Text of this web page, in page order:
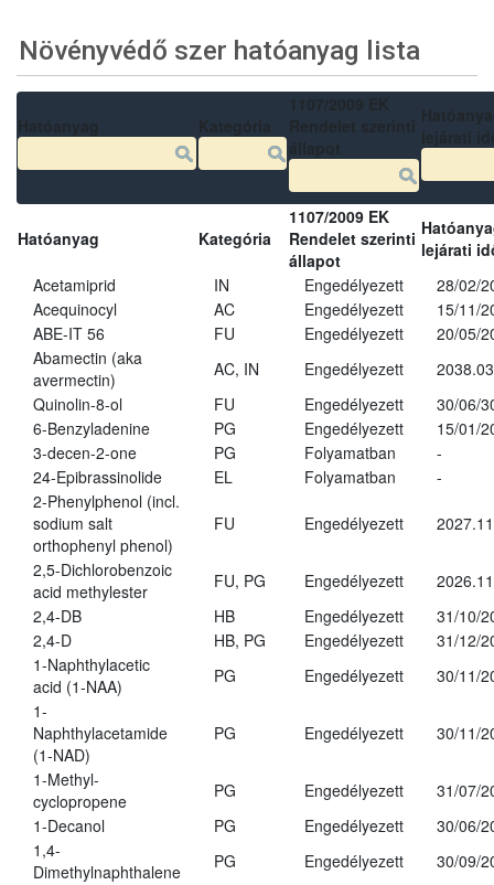
Növényvédő szer hatóanyag lista
Hatóanyag Kategória
1107/2009 EK
Rendelet szerinti
állapot
lejárati
Acetamiprid
IN Engedélyezett
28/02/
Acequinocyl
AC Engedélyezett
15/11/
ABE-IT 56
FU Engedélyezett
20/05/
Abamectin (aka
avermectin)
AC, IN Engedélyezett
Quinolin-8-ol
FU Engedélyezett
30/06/
6-Benzyladenine
PG Engedélyezett
15/01/
3-decen-2-one
PG Folyamatban
-
24-Epibrassinolide
EL Folyamatban
-
2-Phenylphenol (incl.
sodium salt
orthophenyl phenol)
FU Engedélyezett
2,5-Dichlorobenzoic
acid methylester
FU, PG Engedélyezett
2,4-DB
HB Engedélyezett
31/10/
2,4-D
HB, PG Engedélyezett
31/12/
1-Naphthylacetic
acid (1-NAA)
PG Engedélyezett
30/11/
1-
Naphthylacetamide
(1-NAD)
PG Engedélyezett 30/11/
1-Methyl-
cyclopropene
PG Engedélyezett
31/07/
1-Decanol
PG Engedélyezett
30/06/
1,4-
Dimethylnaphthalene
PG Engedélyezett 30/09/